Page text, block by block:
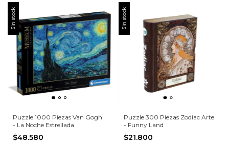
Sin stock
Puzzle 1000 Piezas Van Gogh
- La Noche Estrellada
$48.580
Sin stock
Puzzle 300 Piezas Zodiac Arte
- Funny Land
$21.800